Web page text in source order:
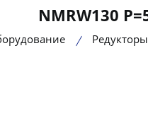
NMRW130
Редукторы